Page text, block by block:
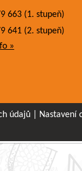
663 (1. stupeň)
641 (2. stupeň)
»
údajů
Nastavení